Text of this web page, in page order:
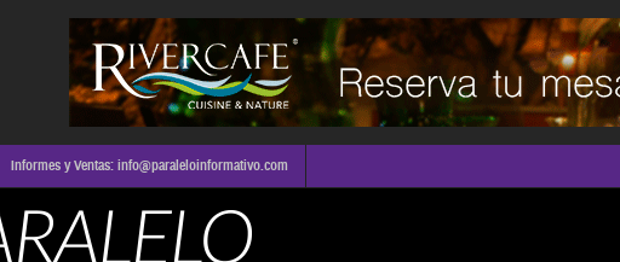
Informes y Ventas: info@paraleloinformativo.com